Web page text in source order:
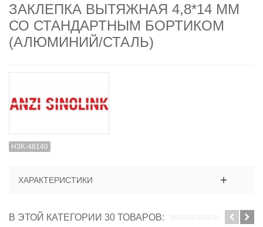
ЗАКЛЕПКА ВЫТЯЖНАЯ 4,8*14 ММ
СО СТАНДАРТНЫМ БОРТИКОМ
(АЛЮМИНИЙ/СТАЛЬ)
H3K-48140
ХАРАКТЕРИСТИКИ
В ЭТОЙ КАТЕГОРИИ 30 ТОВАРОВ: